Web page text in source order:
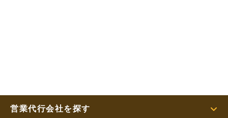
営業代行会社を探す